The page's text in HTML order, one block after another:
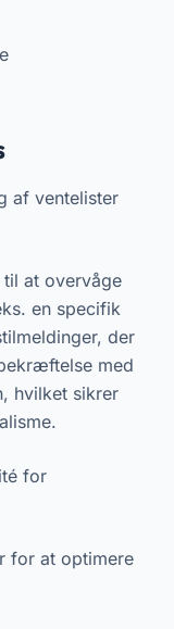
af ventelister
at overvåge
en specifik
der
med
hvilket sikrer
for
for at optimere